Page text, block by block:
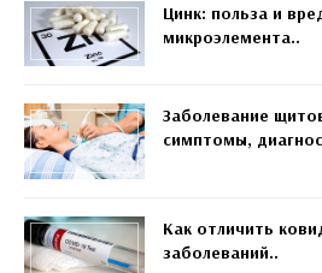
Цинк: польза и
микроэлемента..
Заболевание
симптомы,
Как отличить
заболеваний..